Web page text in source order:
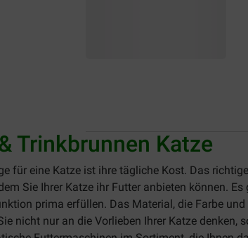
Trinkbrunnen Katze
für eine Katze ist ihre tägliche Kost. Das
Sie Ihrer Katze ihr Futter anbieten können.
prima erfüllen. Das Material, die Farbe
nicht nur an die Vorlieben Ihrer Katze